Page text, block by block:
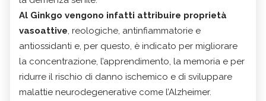
Al Ginkgo vengono infatti attribuire proprietà
vasoattive, reologiche, antinfiammatorie e
antiossidanti e, per questo, è indicato per migliorare
la concentrazione, l’apprendimento, la memoria e per
ridurre il rischio di danno ischemico e di sviluppare
malattie neurodegenerative come l’Alzheimer.